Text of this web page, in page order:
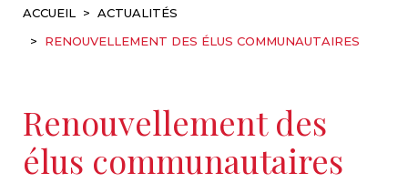
ACCUEIL
ACTUALITÉS
RENOUVELLEMENT DES ÉLUS COMMUNAUTAIRES
Renouvellement des
élus communautaires